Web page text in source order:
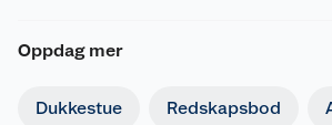
Oppdag mer
Dukkestue Redskapsbod